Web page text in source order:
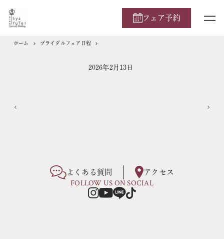
フェア予約
ホーム ブライダルフェア日程
2026年2月13日
よくある質問 アクセス
FOLLOW US ON SOCIAL